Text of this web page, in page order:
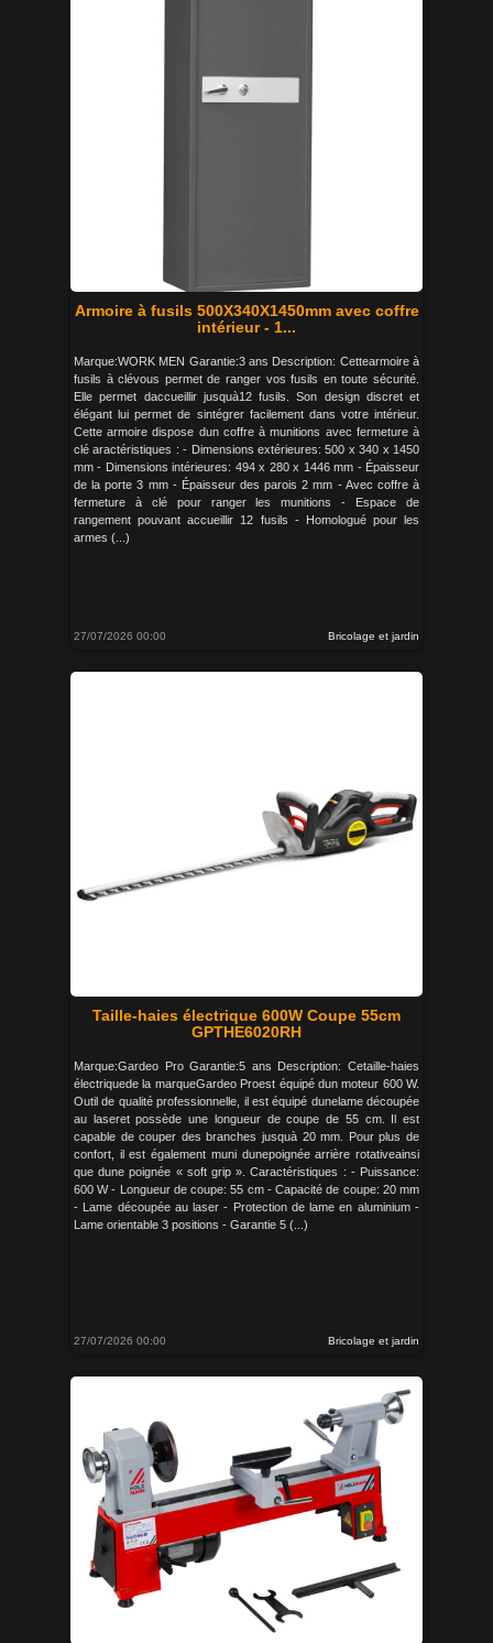
Armoire à fusils 500X340X1450mm avec coffre
intérieur - 1...
Marque:WORK MEN Garantie:3 ans Description: Cettearmoire à
fusils à clévous permet de ranger vos fusils en toute sécurité.
Elle permet daccueillir jusquà12 fusils. Son design discret et
élégant lui permet de sintégrer facilement dans votre intérieur.
Cette armoire dispose dun coffre à munitions avec fermeture à
clé aractéristiques : - Dimensions extérieures: 500 x 340 x 1450
mm - Dimensions intérieures: 494 x 280 x 1446 mm - Épaisseur
de la porte 3 mm - Épaisseur des parois 2 mm - Avec coffre à
fermeture à clé pour ranger les munitions - Espace de
rangement pouvant accueillir 12 fusils - Homologué pour les
armes (...)
27/07/2026 00:00 Bricolage et jardin
Taille-haies électrique 600W Coupe 55cm
GPTHE6020RH
Marque:Gardeo Pro Garantie:5 ans Description: Cetaille-haies
électriquede la marqueGardeo Proest équipé dun moteur 600 W.
Outil de qualité professionnelle, il est équipé dunelame découpée
au laseret possède une longueur de coupe de 55 cm. Il est
capable de couper des branches jusquà 20 mm. Pour plus de
confort, il est également muni dunepoignée arrière rotativeainsi
que dune poignée « soft grip ». Caractéristiques : - Puissance:
600 W - Longueur de coupe: 55 cm - Capacité de coupe: 20 mm
- Lame découpée au laser - Protection de lame en aluminium -
Lame orientable 3 positions - Garantie 5 (...)
27/07/2026 00:00 Bricolage et jardin